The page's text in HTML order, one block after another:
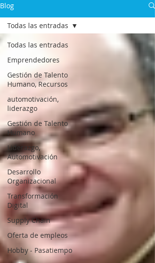
Blog
Todas las entradas
Emprendedores
Gestión de Talento
Humano, Recursos
automotivación,
liderazgo
Gestión de Talento
Humano
Liderazgo,
Automotivación
Desarrollo
Organizacional
Transformación
Digital
Supply Chain
Oferta de empleos
Hobby - Pasatiempo
Todas las entradas